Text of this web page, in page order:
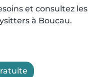
et consultez les
à Boucau.